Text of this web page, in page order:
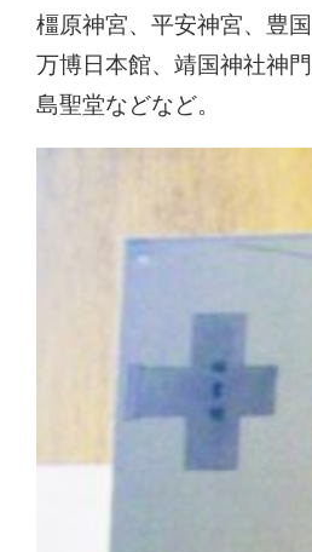
橿原神宮、平安神宮、豊
万博日本館、靖国神社神
島聖堂などなど。